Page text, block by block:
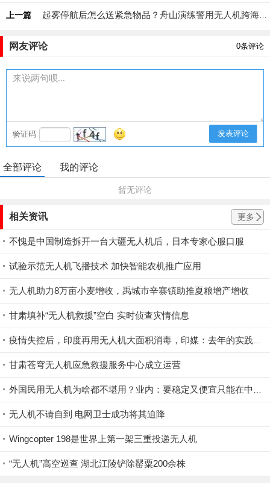
上一篇 起雾停航后怎么送紧急物品？舟山演练警用无人机跨海送药
网友评论 0条评论
验证码 发表评论
全部评论 我的评论
暂无评论
相关资讯 更多
不愧是中国制造拆开一台大疆无人机后，日本专家心服口服
试验示范无人机飞播技术 加快智能农机推广应用
无人机助力8万亩小麦增收，禹城市辛寨镇助推夏粮增产增收
甘肃填补“无人机救援”空白 实时侦查灾情信息
甘肃苍穹无人机应急救援服务中心成立运营
无人机不请自到 电网卫士成功将其迫降
Wingcopter 198是世界上第一架三重投递无人机
“无人机”高空巡查 湖北江陵铲除罂粟200余株